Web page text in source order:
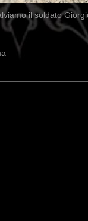
il soldato